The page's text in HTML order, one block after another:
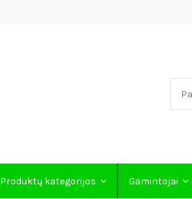
Produktų kategorijos Gamintojai